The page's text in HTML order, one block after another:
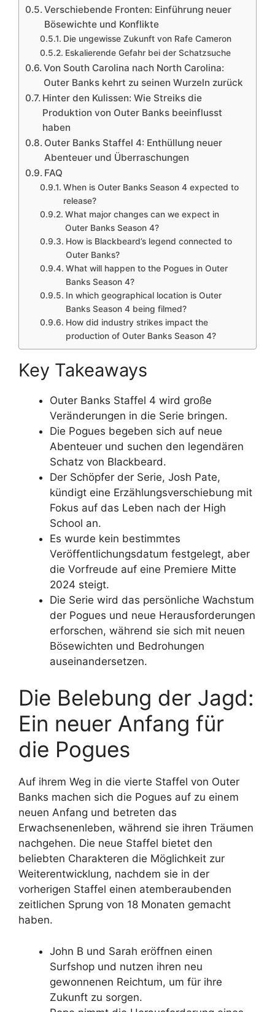
Verschiebende Fronten: Einführung neuer
Bösewichte und Konflikte
Die ungewisse Zukunft von Rafe Cameron
Eskalierende Gefahr bei der Schatzsuche
Von South Carolina nach North Carolina:
Outer Banks kehrt zu seinen Wurzeln zurück
Hinter den Kulissen: Wie Streiks die
Produktion von Outer Banks beeinflusst
haben
Outer Banks Staffel 4: Enthüllung neuer
Abenteuer und Überraschungen
FAQ
When is Outer Banks Season 4 expected to
release?
What major changes can we expect in
Outer Banks Season 4?
How is Blackbeard’s legend connected to
Outer Banks?
What will happen to the Pogues in Outer
Banks Season 4?
In which geographical location is Outer
Banks Season 4 being filmed?
How did industry strikes impact the
production of Outer Banks Season 4?
Key Takeaways
Outer Banks Staffel 4 wird große
Veränderungen in die Serie bringen.
Die Pogues begeben sich auf neue
Abenteuer und suchen den legendären
Schatz von Blackbeard.
Der Schöpfer der Serie, Josh Pate,
kündigt eine Erzählungsverschiebung mit
Fokus auf das Leben nach der High
School an.
Es wurde kein bestimmtes
Veröffentlichungsdatum festgelegt, aber
die Vorfreude auf eine Premiere Mitte
2024 steigt.
Die Serie wird das persönliche Wachstum
der Pogues und neue Herausforderungen
erforschen, während sie sich mit neuen
Bösewichten und Bedrohungen
auseinandersetzen.
Die Belebung der Jagd:
Ein neuer Anfang für
die Pogues
Auf ihrem Weg in die vierte Staffel von Outer
Banks machen sich die Pogues auf zu einem
neuen Anfang und betreten das
Erwachsenenleben, während sie ihren Träumen
nachgehen. Die neue Staffel bietet den
beliebten Charakteren die Möglichkeit zur
Weiterentwicklung, nachdem sie in der
vorherigen Staffel einen atemberaubenden
zeitlichen Sprung von 18 Monaten gemacht
haben.
John B und Sarah eröffnen einen
Surfshop und nutzen ihren neu
gewonnenen Reichtum, um für ihre
Zukunft zu sorgen.